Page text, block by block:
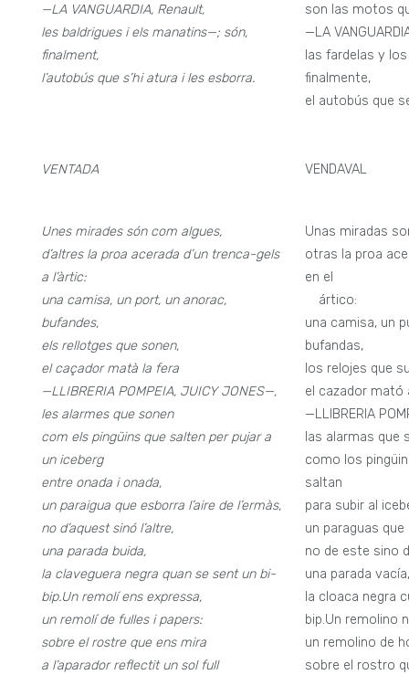
—LA VANGUARDIA, Renault,
les baldrigues i els manatins—; són,
finalment,
l’autobús que s’hi atura i les esborra.
son las motos
—LA
las fardelas y
finalmente,
el autobús que
VENTADA
Unes mirades són com algues,
d’altres la proa acerada d’un trenca-gels
a l’àrtic:
una camisa, un port, un anorac,
bufandes,
els rellotges que sonen,
el caçador matà la fera
—LLIBRERIA POMPEIA, JUICY JONES—,
les alarmes que sonen
com els pingüins que salten per pujar a
un iceberg
entre onada i onada,
un paraigua que esborra l’aire de l’ermàs,
no d’aquest sinó l’altre,
una parada buida,
la claveguera negra quan se sent un bi-
bip.Un remolí ens expressa,
un remolí de fulles i papers:
sobre el rostre que ens mira
a l’aparador reflectit un sol full
VENDAVAL
Unas miradas
otras la proa
en el
ártico:
una camisa, un
bufandas,
los relojes que
el cazador mató
—LLIBRERIA
las alarmas que
como los
saltan
para subir al
un paraguas
no de este sino
una parada
la cloaca negra
bip.Un remolino
un remolino de
sobre el rostro